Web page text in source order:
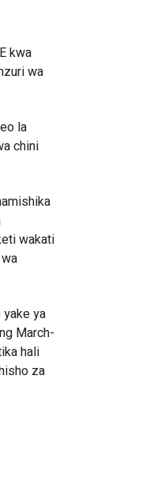
kwa
wa
la
chini
wakati
yake ya
March-
hali
za